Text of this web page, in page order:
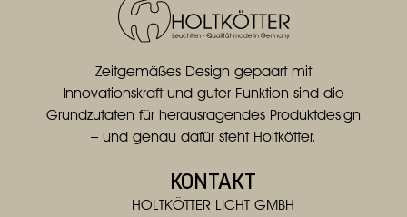
Zeitgemäßes Design gepaart mit
Innovationskraft und guter Funktion sind die
Grundzutaten für herausragendes Produktdesign
– und genau dafür steht Holtkötter.
KONTAKT
HOLTKÖTTER LICHT GMBH